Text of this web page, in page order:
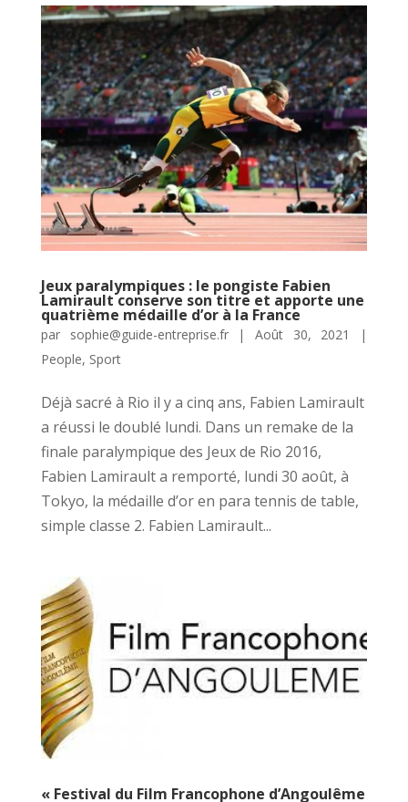
Jeux paralympiques : le pongiste Fabien
Lamirault conserve son titre et apporte une
quatrième médaille d’or à la France
par sophie@guide-entreprise.fr| Août 30, 2021
|
People, Sport
Déjà sacré à Rio il y a cinq ans, Fabien Lamirault
a réussi le doublé lundi. Dans un remake de la
finale paralympique des Jeux de Rio 2016,
Fabien Lamirault a remporté, lundi 30 août, à
Tokyo, la médaille d’or en para tennis de table,
simple classe 2. Fabien Lamirault...
« Festival du Film Francophone d’Angoulême